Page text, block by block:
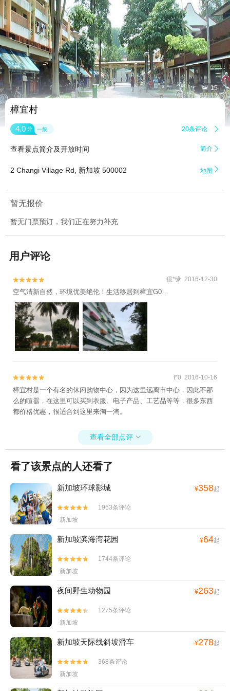
 15
樟宜村
4.0 分 一般 20条评论 
查看景点简介及开放时间 简介 
2 Changi Village Rd, 新加坡 500002 地图 
暂无报价
暂无门票预订，我们正在努力补充
用户评论

 億*缘 2016-12-30
空气清新自然，环境优美绝伦！生活移居到樟宜G0…

 t*0 2016-10-16
樟宜村是一个有名的休闲购物中心，因为这里远离市中心，因此不那
么的喧嚣，在这里可以买到衣服、电子产品、工艺品等等，很多东西
都价格优惠，很适合到这里来淘一淘。
查看全部点评 
看了该景点的人还看了
新加坡环球影城 ¥358起


1963条评论
新加坡
新加坡滨海湾花园 ¥64起


1744条评论
新加坡
夜间野生动物园 ¥263起


1275条评论
新加坡
新加坡天际线斜坡滑车 ¥278起


368条评论
新加坡
